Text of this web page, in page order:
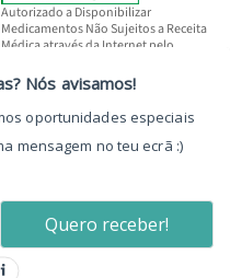
Autorizado a Disponibilizar
Medicamentos Não Sujeitos a Receita
Médica através da Internet pelo